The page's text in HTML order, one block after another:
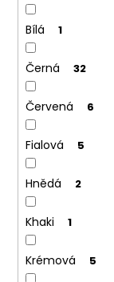
Bílá 1
Černá 32
Červená 6
Fialová 5
Hnědá 2
Khaki 1
Krémová 5